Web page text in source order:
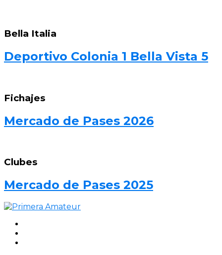
Bella Italia
Deportivo Colonia 1 Bella Vista 5
Fichajes
Mercado de Pases 2026
Clubes
Mercado de Pases 2025